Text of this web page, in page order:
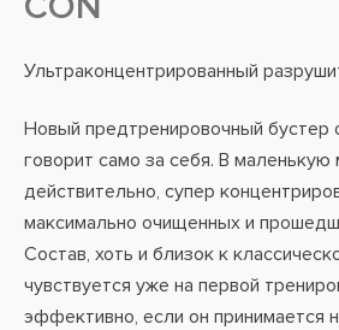
Ультраконцентрированный
Новый предтренировочный бустер
говорит само за себя. В
действительно, супер
максимально очищенных и
Состав, хоть и близок к
чувствуется уже на первой
эффективно, если он принимается